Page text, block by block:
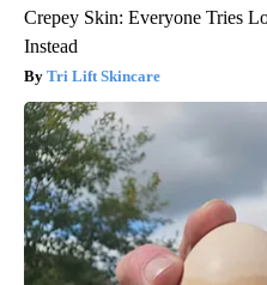
Crepey Skin: Everyone Tries
Instead
Tri Lift Skincare